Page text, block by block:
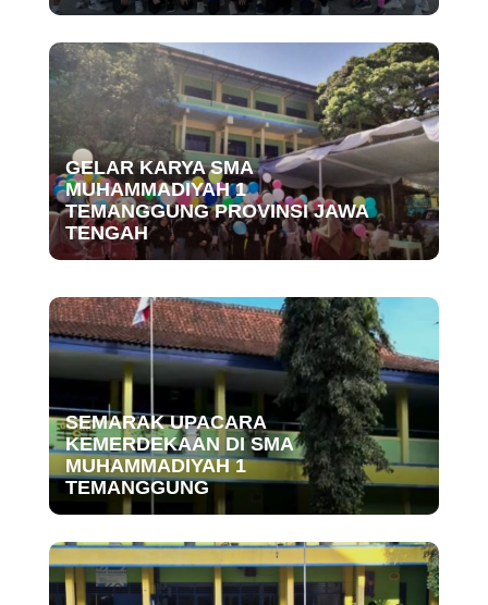
GELAR KARYA SMA
MUHAMMADIYAH 1
TEMANGGUNG PROVINSI JAWA
TENGAH
SEMARAK UPACARA
KEMERDEKAAN DI SMA
MUHAMMADIYAH 1
TEMANGGUNG